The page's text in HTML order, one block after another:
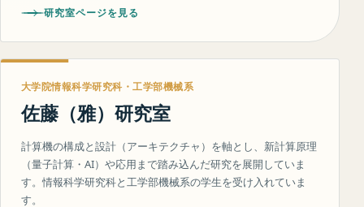
研究室ページを見る
大学院情報科学研究科・工学部機械系
佐藤（雅）研究室
計算機の構成と設計（アーキテクチャ）を軸とし、新計算原理
（量子計算・AI）や応用まで踏み込んだ研究を展開していま
す。情報科学研究科と工学部機械系の学生を受け入れていま
す。